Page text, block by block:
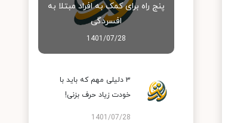
پنج راه برای کمک به افراد مبتلا به
افسردگی
1401/07/28
۳ دلیلی مهم که باید با
خودت زیاد حرف بزنی!
1401/07/28